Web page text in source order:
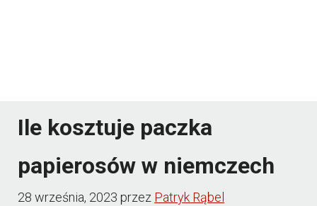
Ile kosztuje paczka
papierosów w niemczech
28 września, 2023 przez Patryk Rąbel